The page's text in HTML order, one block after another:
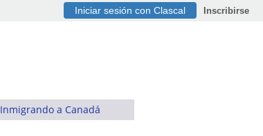
Iniciar sesión con Clascal Inscribirse
Inmigrando a Canadá